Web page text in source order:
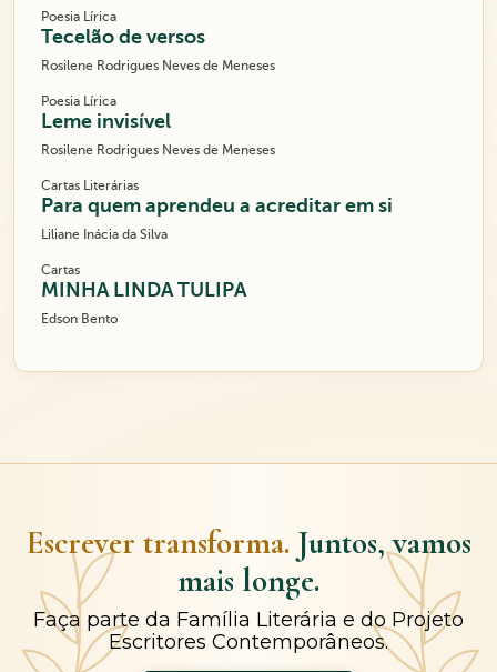
Poesia Lírica
Tecelão de versos
Rosilene Rodrigues Neves de Meneses
Poesia Lírica
Leme invisível
Rosilene Rodrigues Neves de Meneses
Cartas Literárias
Para quem aprendeu a acreditar em si
Liliane Inácia da Silva
Cartas
MINHA LINDA TULIPA
Edson Bento
Escrever transforma. Juntos, vamos
mais longe.
Faça parte da Família Literária e do Projeto
Escritores Contemporâneos.